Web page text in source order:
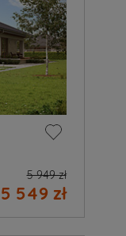
5 949 zł
5 549 zł